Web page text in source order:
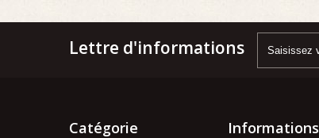
Lettre d'informations
Catégorie Informations